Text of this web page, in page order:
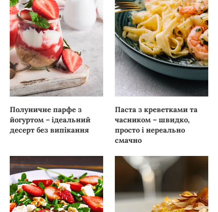
Полуничне парфе з
йогуртом – ідеальний
десерт без випікання
Паста з креветками та
часником – швидко,
просто і нереально
смачно